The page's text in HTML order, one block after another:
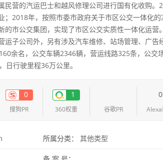
民营的汽运巴士和越风修理公司进行国有化收购
；2018年，按照市委市政府关于市区公交一体化
的市公交集团，实现了市区公交实质性一体化运
运子公司外，另有涉及汽车维修、站场管理、广告
余名，公交车辆2346辆，营运线路325条，公交
日行驶里程36万公里。
0
搜狗PR
1
360权重 谷歌PR
0
Alexa
所属分类：其他类型